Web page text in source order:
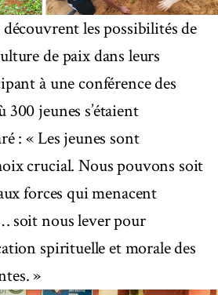
les possibilités de
de paix dans leurs
à une conférence des
300 jeunes s’étaient
: « Les jeunes sont
crucial. Nous pouvons soit
forces qui menacent
soit nous lever pour
spirituelle et morale des
»